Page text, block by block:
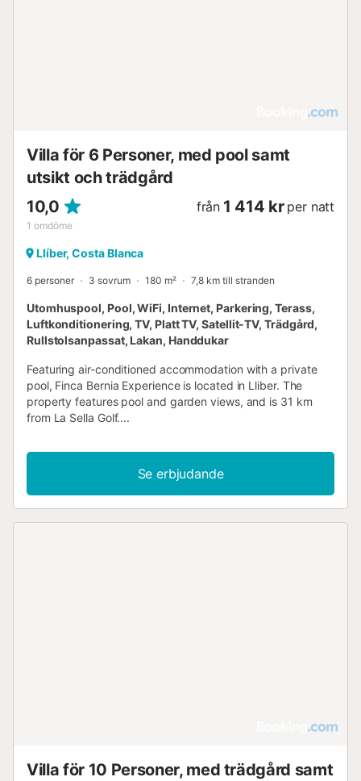
Villa för 6 Personer, med pool samt
utsikt och trädgård
10,0
1 omdöme
från 1 414 kr per natt
Llíber, Costa Blanca
6 personer 3 sovrum 180 m² 7,8 km till stranden
Utomhuspool, Pool, WiFi, Internet, Parkering, Terass,
Luftkonditionering, TV, Platt TV, Satellit-TV, Trädgård,
Rullstolsanpassat, Lakan, Handdukar
Featuring air-conditioned accommodation with a private
pool, Finca Bernia Experience is located in Lliber. The
property features pool and garden views, and is 31 km
from La Sella Golf....
Se erbjudande
Villa för 10 Personer, med trädgård samt